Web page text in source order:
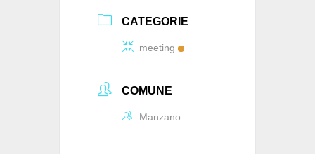
CATEGORIE
meeting
COMUNE
Manzano